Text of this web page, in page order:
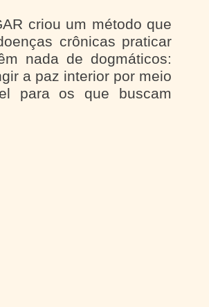
criou um método que
crônicas praticar
nada de dogmáticos:
a paz interior por meio
para os que buscam